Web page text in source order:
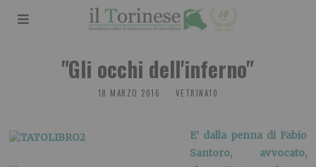
"Gli occhi dell'inferno"
18 MARZO 2016 VETRINA10
E’ dalla penna di Fabio
Santoro, avvocato,